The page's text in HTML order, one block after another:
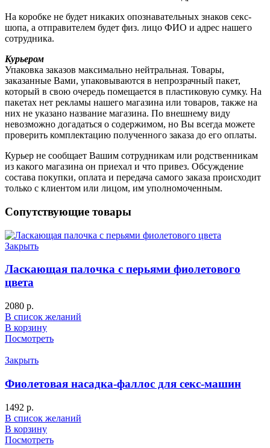
На коробке не будет никаких опознавательных знаков секс-
шопа, а отправителем будет физ. лицо ФИО и адрес нашего
сотрудника.
Курьером
Упаковка заказов максимально нейтральная. Товары,
заказанные Вами, упаковываются в непрозрачный пакет,
который в свою очередь помещается в пластиковую сумку. На
пакетах нет рекламы нашего магазина или товаров, также на
них не указано название магазина. По внешнему виду
невозможно догадаться о содержимом, но Вы всегда можете
проверить комплектацию полученного заказа до его оплаты.
Курьер не сообщает Вашим сотрудникам или родственникам
из какого магазина он приехал и что привез. Обсуждение
состава покупки, оплата и передача самого заказа происходит
только с клиентом или лицом, им уполномоченным.
Сопутствующие товары
Закрыть
Ласкающая палочка с перьями фиолетового
цвета
2080 р.
В список желаний
В корзину
Посмотреть
Закрыть
Фиолетовая насадка-фаллос для секс-машин
1492 р.
В список желаний
В корзину
Посмотреть